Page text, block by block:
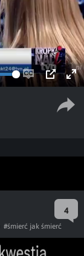
EnablePIP
4
#śmierć jak śmierć